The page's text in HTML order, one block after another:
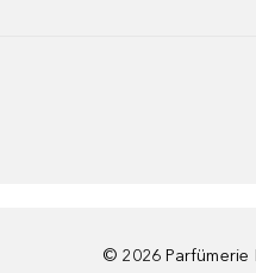
© 2026 Parfümerie